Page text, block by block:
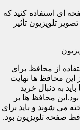
ای استفاده کنید که
تلویزیون تأثیر
از محافظ برای
این محافظ ها نهایت
به دنبال خرید
محافظ ها بر
می شوند و باید برای
صفحه تلویزیون بود.